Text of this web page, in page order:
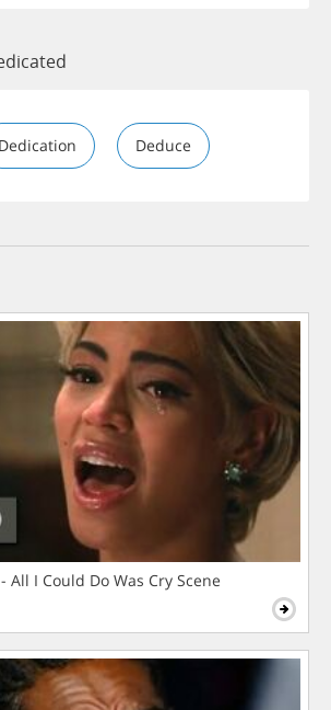
Dedication Deduce
All I Could Do Was Cry Scene